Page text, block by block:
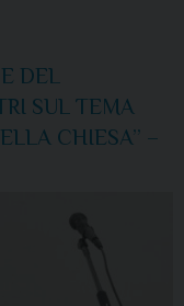
DEL
SUL TEMA
CHIESA” –